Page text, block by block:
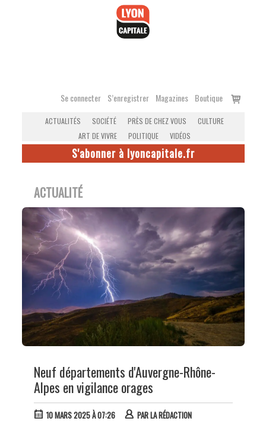
Se connecter S’enregistrer Magazines Boutique
Voir
ACTUALITÉS SOCIÉTÉ PRÈS DE CHEZ VOUS
CULTURE
ART DE VIVRE
POLITIQUE VIDÉOS
S'abonner à lyoncapitale.fr
ACTUALITÉ
Neuf départements d'Auvergne-Rhône-
Alpes en vigilance orages
10 MARS 2025 À 07:26 PARLA RÉDACTION